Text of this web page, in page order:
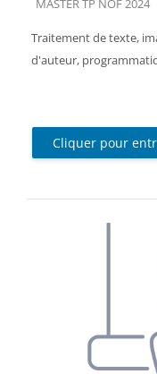
MASTER TP NOF 2024
Traitement de texte,
d'auteur,
Cliquer pour